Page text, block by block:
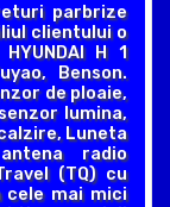
parbrize
clientului o
H 1
Benson.
de ploaie,
lumina,
Luneta
radio
(TQ) cu
cele mai mici